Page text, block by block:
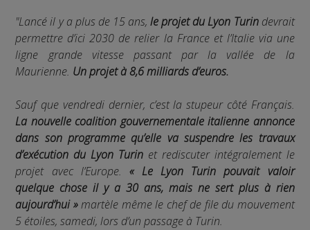
"Lancé il y a plus de 15 ans, le projet du Lyon Turindevrait
permettre d’ici 2030 de relier la France et l’Italie via une
ligne grande vitesse passant par la vallée de la
Maurienne. Un projet à 8,6 milliards d’euros.
Sauf que vendredi dernier, c’est la stupeur côté Français.
La nouvelle coalition gouvernementale italienne annonce
dans son programme qu’elle va suspendre les travaux
d’exécution du Lyon Turin et rediscuter intégralement le
projet avec l’Europe. « Le Lyon Turin pouvait valoir
quelque chose il y a 30 ans, mais ne sert plus à rien
aujourd’hui »martèle même le chef de file du mouvement
5 étoiles, samedi, lors d’un passage à Turin.